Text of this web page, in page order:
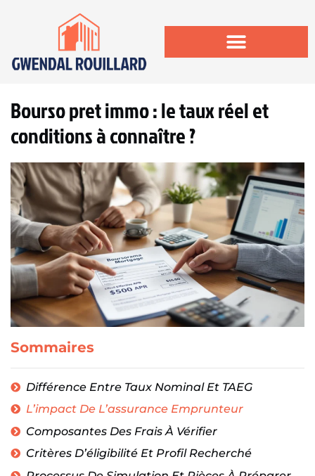
Bourso pret immo : le taux réel et
conditions à connaître ?
Sommaires
Différence Entre Taux Nominal Et TAEG
L’impact De L’assurance Emprunteur
Composantes Des Frais À Vérifier
Critères D’éligibilité Et Profil Recherché